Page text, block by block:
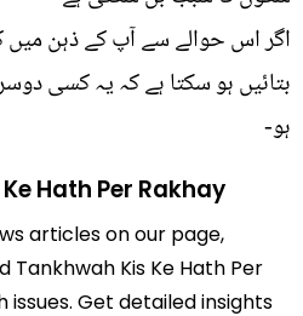
اگر اس حوالے سے آپ کے ذہن میں
بتائيں ہو سکتا ہے کہ یہ کسی
ہو-
Hath Per Rakhay
articles on our page,
Tankhwah Kis Ke Hath Per
Get detailed insights